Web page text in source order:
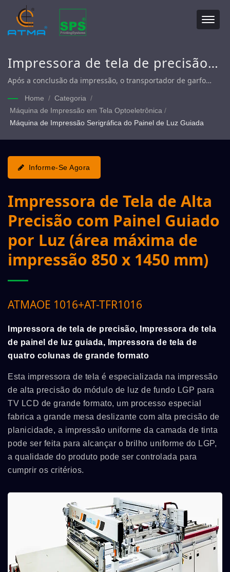
Impressora de tela de precisão,
Impressora de tela de painel de
luz guiada, Impressora de tela
de quatro colunas de grande
Após a conclusão da impressão, o transportador de garfo
reduzindo o contato humano com o substrato e aumentando
a eficiência da taxa de rendimento
Home / Categoria /
Máquina de Impressão em Tela Optoeletrônica /
Máquina de Impressão Serigráfica do Painel de Luz Guiada
Informe-Se Agora
Impressora de Tela de Alta
Precisão com Painel Guiado
por Luz (área máxima de
impressão 850 x 1450 mm)
ATMAOE 1016+AT-TFR1016
Impressora de tela de precisão, Impressora de tela
de painel de luz guiada, Impressora de tela de
quatro colunas de grande formato
Esta impressora de tela é especializada na impressão
de alta precisão do módulo de luz de fundo LGP para
TV LCD de grande formato, um processo especial
fabrica a grande mesa deslizante com alta precisão de
planicidade, a impressão uniforme da camada de tinta
pode ser feita para alcançar o brilho uniforme do LGP,
a qualidade do produto pode ser controlada para
cumprir os critérios.